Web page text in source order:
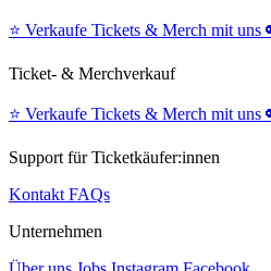
⭐️ Verkaufe Tickets & Merch mit uns
Ticket- & Merchverkauf
⭐️ Verkaufe Tickets & Merch mit uns
Support für Ticketkäufer:innen
Kontakt FAQs
Unternehmen